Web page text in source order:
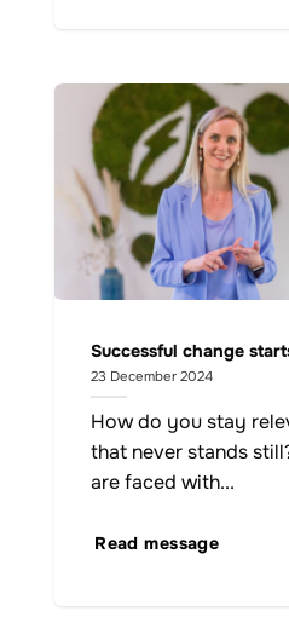
Successful change
23 December 2024
How do you stay
that never stands
are faced with...
Read message